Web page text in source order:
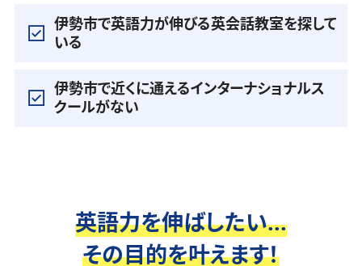
伊勢市で英語力が伸びる英会話教室を探して
いる
伊勢市で近くに通えるインターナショナルス
クールがない
英語力を伸ばしたい...
その目的を叶えます！